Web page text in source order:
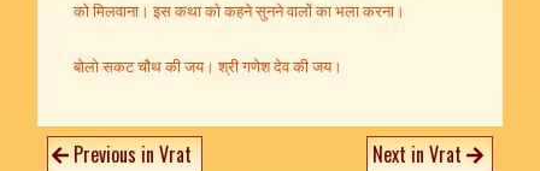
को मिलवाना। इस कथा को कहने सुनने वालों का भला करना।
बोलो सकट चौथ की जय। श्री गणेश देव की जय।
Previous in Vrat Next in Vrat